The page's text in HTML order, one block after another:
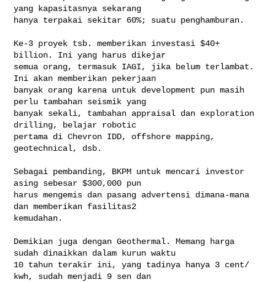
yang kapasitasnya sekarang
hanya terpakai sekitar 60%; suatu penghamburan.
Ke-3 proyek tsb. memberikan investasi $40+
billion. Ini yang harus dikejar
semua orang, termasuk IAGI, jika belum terlambat.
Ini akan memberikan pekerjaan
banyak orang karena untuk development pun masih
perlu tambahan seismik yang
banyak sekali, tambahan appraisal dan exploration
drilling, belajar robotic
pertama di Chevron IDD, offshore mapping,
geotechnical, dsb.
Sebagai pembanding, BKPM untuk mencari investor
asing sebesar $300,000 pun
harus mengemis dan pasang advertensi dimana-mana
dan memberikan fasilitas2
kemudahan.
Demikian juga dengan Geothermal. Memang harga
sudah dinaikkan dalam kurun waktu
10 tahun terakir ini, yang tadinya hanya 3 cent/
kwh, sudah menjadi 9 sen dan